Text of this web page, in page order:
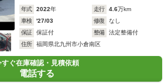
年式 2022年 走行 4.6万km
車検
'27/03 修復
なし
保証
保証付 整備
法定整備付
住所
福岡県北九州市小倉南区
すぐ在庫確認・見積依頼
電話する